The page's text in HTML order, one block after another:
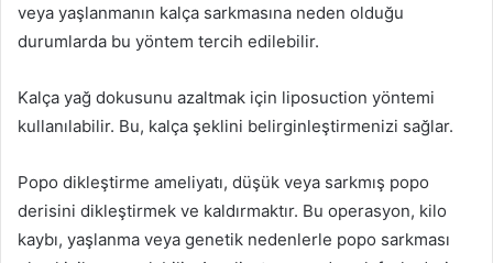
veya yaşlanmanın kalça sarkmasına neden olduğu
durumlarda bu yöntem tercih edilebilir.
Kalça yağ dokusunu azaltmak için liposuction yöntemi
kullanılabilir. Bu, kalça şeklini belirginleştirmenizi sağlar.
Popo dikleştirme ameliyatı, düşük veya sarkmış popo
derisini dikleştirmek ve kaldırmaktır. Bu operasyon, kilo
kaybı, yaşlanma veya genetik nedenlerle popo sarkması